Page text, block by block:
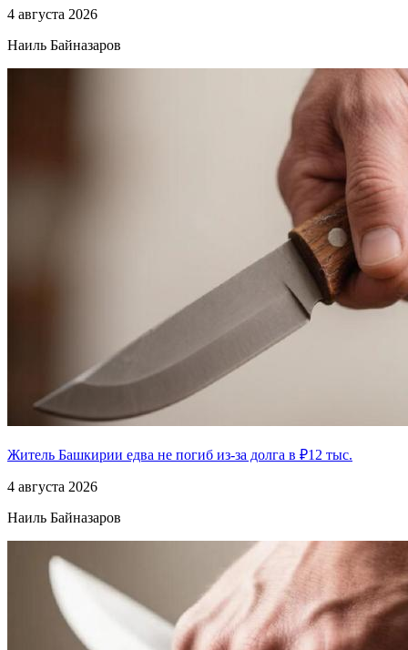
4 августа 2026
Наиль Байназаров
Житель Башкирии едва не погиб из-за долга в ₽12 тыс.
4 августа 2026
Наиль Байназаров